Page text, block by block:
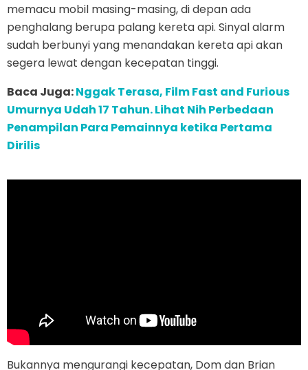
memacu mobil masing-masing, di depan ada
penghalang berupa palang kereta api. Sinyal alarm
sudah berbunyi yang menandakan kereta api akan
segera lewat dengan kecepatan tinggi.
Baca Juga:Nggak Terasa, Film Fast and Furious
Umurnya Udah 17 Tahun. Lihat Nih Perbedaan
Penampilan Para Pemainnya ketika Pertama
Dirilis
Bukannya mengurangi kecepatan, Dom dan Brian